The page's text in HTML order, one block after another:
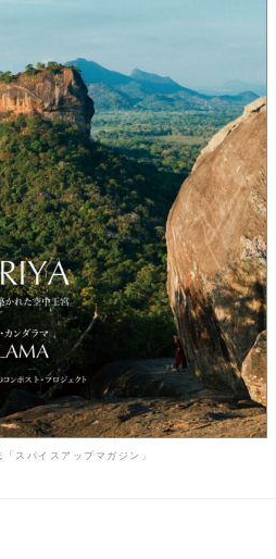
スパイスアップマガジン」